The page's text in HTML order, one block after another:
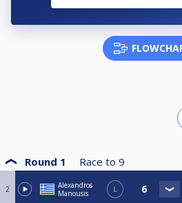
Round 1 Race to 9
2
Alexandros
Manousis
L